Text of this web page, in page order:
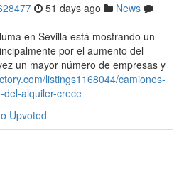
51 days ago
News
en Sevilla está mostrando un
por el aumento del
un mayor número de empresas y
listings1168044/camiones-
alquiler-crece
Upvoted